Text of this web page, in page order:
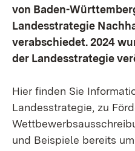
von Baden-
Landesstrategie
verabschiedet. 2024
der Landesstrategie
Hier finden Sie
Landesstrategie, zu
und Beispiele bereits